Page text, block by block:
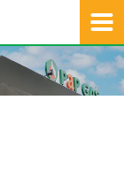
TH